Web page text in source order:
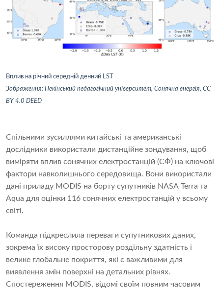
Вплив на річний середній денний LST
Зображення: Пекінський педагогічний університет, Сонячна енергія, CC
BY 4.0 DEED
Спільними зусиллями китайські та американські
дослідники використали дистанційне зондування, щоб
виміряти вплив сонячних електростанцій (СФ) на ключові
фактори навколишнього середовища. Вони використали
дані приладу MODIS на борту супутників NASA Terra та
Aqua для оцінки 116 сонячних електростанцій у всьому
світі.
Команда підкреслила переваги супутникових даних,
зокрема їх високу просторову роздільну здатність і
велике глобальне покриття, які є важливими для
виявлення змін поверхні на детальних рівнях.
Спостереження MODIS, відомі своїм повним часовим